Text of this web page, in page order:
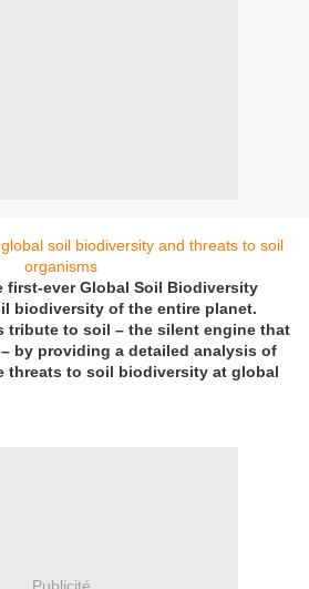
first-ever Global Soil Biodiversity
biodiversity of the entire planet.
tribute to soil – the silent engine that
by providing a detailed analysis of
threats to soil biodiversity at global
Publicité